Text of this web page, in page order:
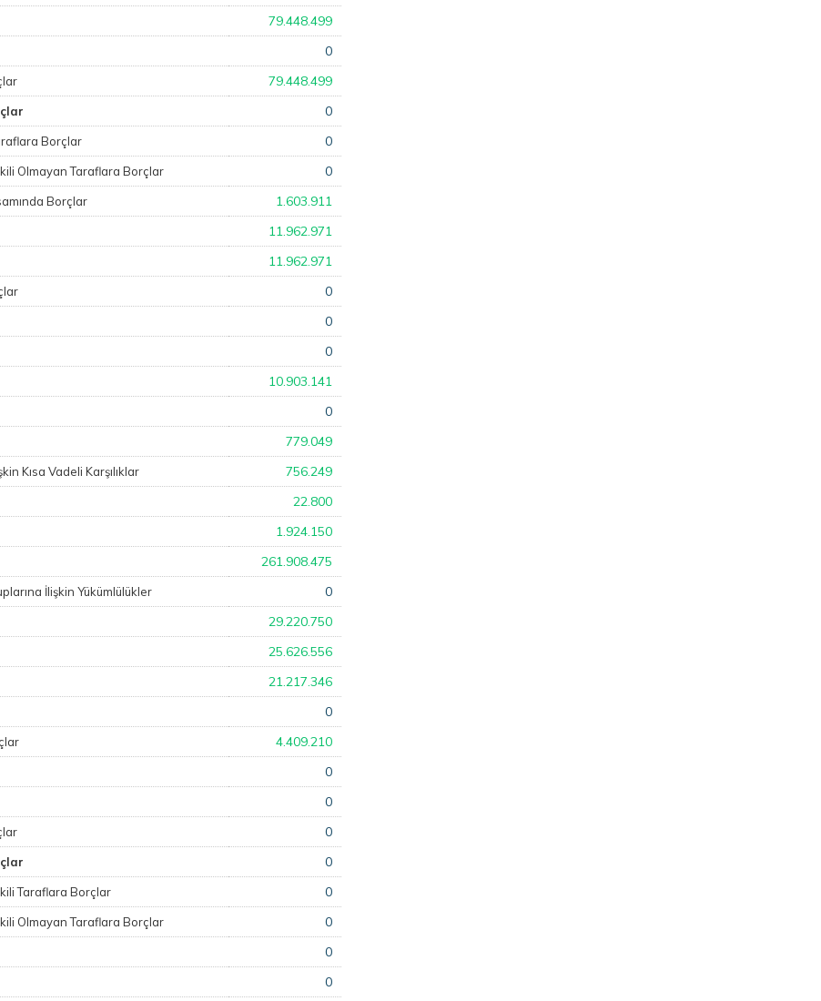
79.448.499
0
79.448.499
0
Borçlar 0
Olmayan Taraflara Borçlar 0
Borçlar 1.603.911
11.962.971
11.962.971
0
0
0
10.903.141
0
779.049
Kısa Vadeli Karşılıklar 756.249
22.800
1.924.150
261.908.475
İlişkin Yükümlülükler 0
29.220.750
25.626.556
21.217.346
0
4.409.210
0
0
0
0
Taraflara Borçlar 0
Olmayan Taraflara Borçlar 0
0
0